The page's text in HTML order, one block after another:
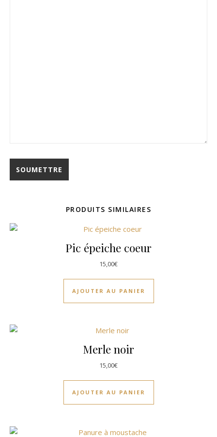
PRODUITS SIMILAIRES
Pic épeiche coeur
15,00€
AJOUTER AU PANIER
Merle noir
15,00€
AJOUTER AU PANIER